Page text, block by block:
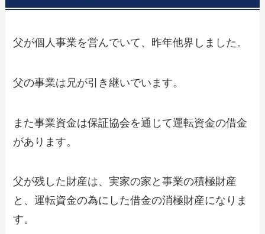
父が個人事業を営んでいて、昨年他界しました。
父の事業は兄が引き継いでいます。
また事業資金は保証協会を通じて運転資金の借金
があります。
父が残した財産は、実家の家と事業の積極財産
と、運転資金の為にした借金の消極財産になりま
す。